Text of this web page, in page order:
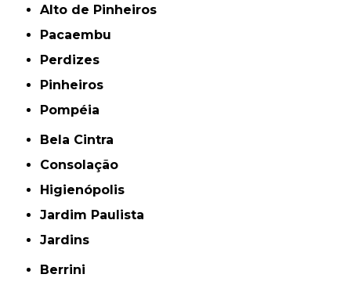
Alto de Pinheiros
Pacaembu
Perdizes
Pinheiros
Pompéia
Bela Cintra
Consolação
Higienópolis
Jardim Paulista
Jardins
Berrini